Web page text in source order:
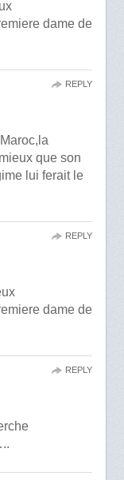
dame de
que son
lui ferait le
REPLY
dame de
REPLY
REPLY